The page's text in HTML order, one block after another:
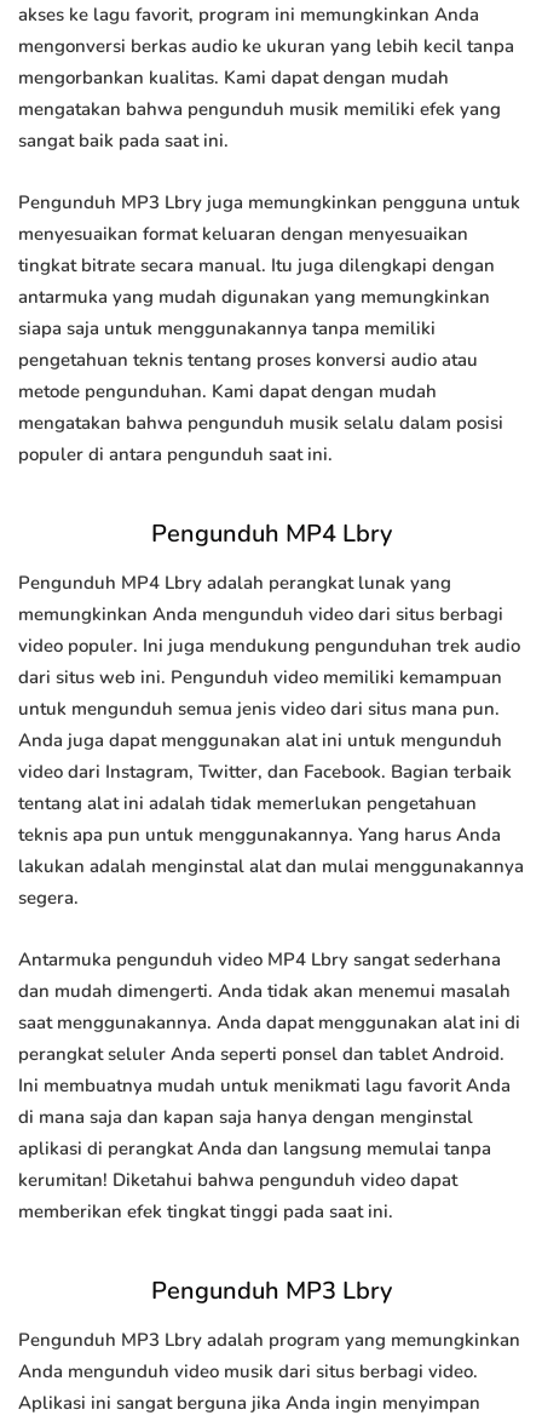
akses ke lagu favorit, program ini memungkinkan Anda
mengonversi berkas audio ke ukuran yang lebih kecil tanpa
mengorbankan kualitas. Kami dapat dengan mudah
mengatakan bahwa pengunduh musik memiliki efek yang
sangat baik pada saat ini.
Pengunduh MP3 Lbry juga memungkinkan pengguna untuk
menyesuaikan format keluaran dengan menyesuaikan
tingkat bitrate secara manual. Itu juga dilengkapi dengan
antarmuka yang mudah digunakan yang memungkinkan
siapa saja untuk menggunakannya tanpa memiliki
pengetahuan teknis tentang proses konversi audio atau
metode pengunduhan. Kami dapat dengan mudah
mengatakan bahwa pengunduh musik selalu dalam posisi
populer di antara pengunduh saat ini.
Pengunduh MP4 Lbry
Pengunduh MP4 Lbry adalah perangkat lunak yang
memungkinkan Anda mengunduh video dari situs berbagi
video populer. Ini juga mendukung pengunduhan trek audio
dari situs web ini. Pengunduh video memiliki kemampuan
untuk mengunduh semua jenis video dari situs mana pun.
Anda juga dapat menggunakan alat ini untuk mengunduh
video dari Instagram, Twitter, dan Facebook. Bagian terbaik
tentang alat ini adalah tidak memerlukan pengetahuan
teknis apa pun untuk menggunakannya. Yang harus Anda
lakukan adalah menginstal alat dan mulai menggunakannya
segera.
Antarmuka pengunduh video MP4 Lbry sangat sederhana
dan mudah dimengerti. Anda tidak akan menemui masalah
saat menggunakannya. Anda dapat menggunakan alat ini di
perangkat seluler Anda seperti ponsel dan tablet Android.
Ini membuatnya mudah untuk menikmati lagu favorit Anda
di mana saja dan kapan saja hanya dengan menginstal
aplikasi di perangkat Anda dan langsung memulai tanpa
kerumitan! Diketahui bahwa pengunduh video dapat
memberikan efek tingkat tinggi pada saat ini.
Pengunduh MP3 Lbry
Pengunduh MP3 Lbry adalah program yang memungkinkan
Anda mengunduh video musik dari situs berbagi video.
Aplikasi ini sangat berguna jika Anda ingin menyimpan